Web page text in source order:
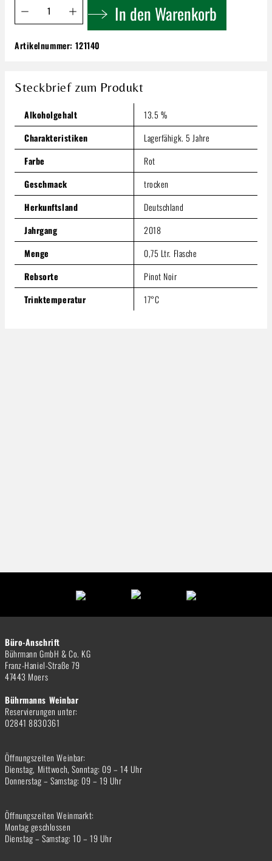
Produkt Anzahl: Gib den gewünschten Wert ein oder
In den Warenkorb
Chat Sauvage Assmannshausen | Höllenberg
41,99 €
(55,99 € / 1 Liter)
Preise inkl. MwSt. zzgl. Versandkosten
Produkt Anzahl: Gib den gewünschten Wert ein oder
In den Warenkorb
Artikelnummer:121140
Steckbrief zum Produkt
Alkoholgehalt
13.5 %
Charakteristiken
Lagerfähigk. 5 Jahre
Farbe
Rot
Geschmack
trocken
Herkunftsland
Deutschland
Jahrgang
2018
Menge
0,75 Ltr. Flasche
Rebsorte
Pinot Noir
Trinktemperatur
17°C
Büro-Anschrift
Bührmann GmbH & Co. KG
Franz-Haniel-Straße 79
47443 Moers
Bührmanns Weinbar
Reservierungen unter:
02841 8830361
Öffnungszeiten Weinbar:
Dienstag, Mittwoch, Sonntag: 09 – 14 Uhr
Donnerstag – Samstag: 09 – 19 Uhr
Öffnungszeiten Weinmarkt:
Montag geschlossen
Dienstag – Samstag: 10 – 19 Uhr